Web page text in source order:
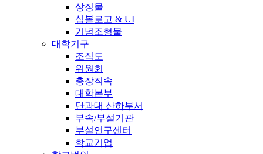
상징물
심볼로고 & UI
기념조형물
대학기구
조직도
위원회
총장직속
대학본부
단과대 산하부서
부속/부설기관
부설연구센터
학교기업